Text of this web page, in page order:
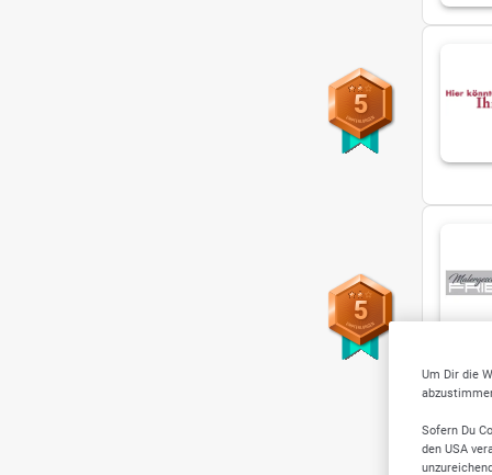
5
5
Um Dir die
Sofern Du
den USA